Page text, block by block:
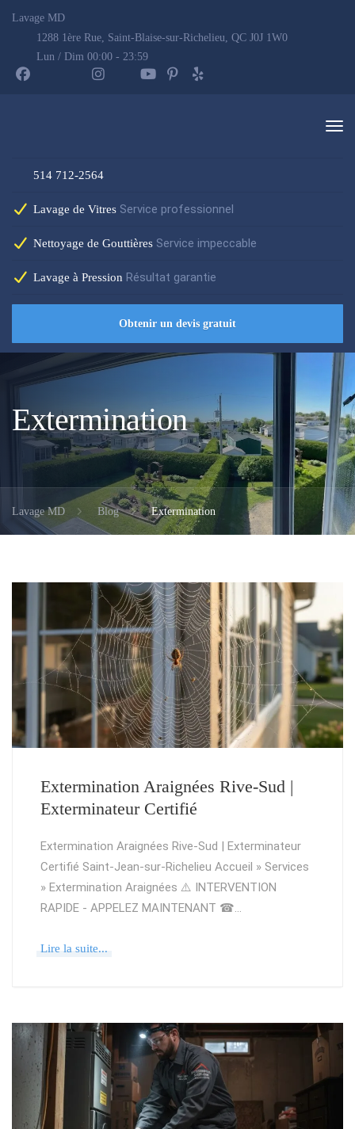
Lavage MD
1288 1ère Rue, Saint-Blaise-sur-Richelieu, QC J0J 1W0
Lun / Dim 00:00 - 23:59
514 712-2564
Lavage de Vitres Service professionnel
Nettoyage de Gouttières Service impeccable
Lavage à Pression Résultat garantie
Obtenir un devis gratuit
Extermination
Lavage MD Blog Extermination
Extermination Araignées Rive-Sud |
Exterminateur Certifié
Extermination Araignées Rive-Sud | Exterminateur
Certifié Saint-Jean-sur-Richelieu Accueil » Services
» Extermination Araignées ⚠️ INTERVENTION
RAPIDE - APPELEZ MAINTENANT ☎…
Lire la suite...